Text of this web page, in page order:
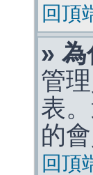
回頂
»
管
表
的
回頂